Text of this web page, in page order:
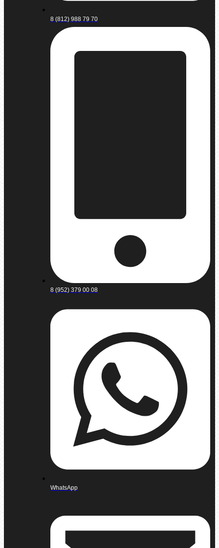
8 (812) 988 79 70
8 (952) 379 00 08
WhatsApp